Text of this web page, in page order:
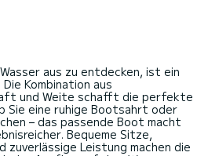
aus zu entdecken, ist ein
Kombination aus
und Weite schafft die perfekte
Sie eine ruhige Bootsahrt oder
– das passende Boot macht
Bequeme Sitze,
zuverlässige Leistung machen die